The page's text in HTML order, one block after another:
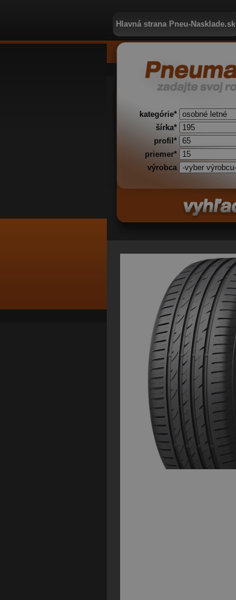
Hlavná strana Pneu-Nasklade.sk
kategórie*
šírka*
profil*
priemer*
výrobca